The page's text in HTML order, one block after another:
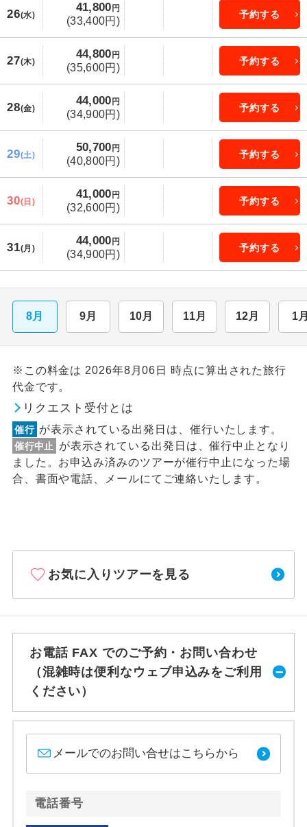
26(水)
41,800 円
(33,400円)
予約する
27(木)
44,800 円
(35,600円)
予約する
28(金)
44,000 円
(34,900円)
予約する
29(土)
50,700 円
(40,800円)
予約する
30(日)
41,000 円
(32,600円)
予約する
31(月)
44,000 円
(34,900円)
予約する
8月 9月 10月 11月 12月 1
※この料金は 2026年8月06日 時点に算出された旅行
代金です。
リクエスト受付とは
催行 が表示されている出発日は、催行いたします。
催行中止
が表示されている出発日は、催行中止となり
ました。お申込み済みのツアーが催行中止になった場
合、書面や電話、メールにてご連絡いたします。
お気に入りツアーを見る
お電話 FAX でのご予約・お問い合わせ
（混雑時は便利なウェブ申込みをご利用
ください）
メールでのお問い合せはこちらから
電話番号